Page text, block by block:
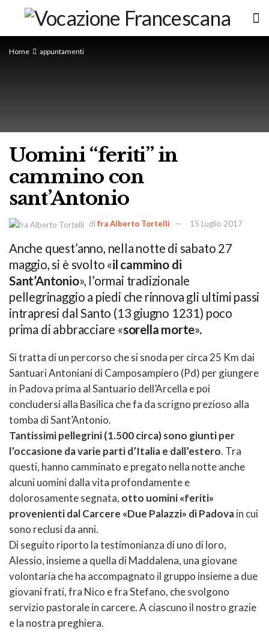
Home appuntamenti
Uomini “feriti” in
cammino con
sant’Antonio
difra Alberto Tortelli 15 Luglio 2017
Anche quest’anno, nella notte di sabato 27
maggio, si è svolto «il cammino di
Sant’Antonio», l’ormai tradizionale
pellegrinaggio a piedi che rinnova gli ultimi passi
intrapresi dal Santo (13 giugno 1231) poco
prima di abbracciare «sorella morte».
Si tratta di un percorso che si snoda per circa 25 Km dai
Santuari Antoniani di Camposampiero (Pd) per giungere
in Padova prima al Santuario dell’Arcella e poi
concludersi alla Basilica che fa da scrigno prezioso alla
tomba di Sant’Antonio.
Tantissimi pellegrini (1.500 circa) sono giunti per
l’occasione da varie parti d’Italia e dall’estero. Tra
questi, hanno camminato e pregato nella notte anche
alcuni uomini dalla vita profondamente e
dolorosamente segnata, otto uomini «feriti»
provenienti dal Carcere «Due Palazzi» di Padovain cui
sono reclusi da anni.
Di seguito riporto la testimonianza di uno di loro,
Alessio, insieme a quella di Maddalena, una giovane
volontaria che ha accompagnato il gruppo insieme a due
giovani frati, fra Nico e fra Stefano, che svolgono
servizio pastorale in carcere. A ciascuno il nostro grazie
e la nostra preghiera.